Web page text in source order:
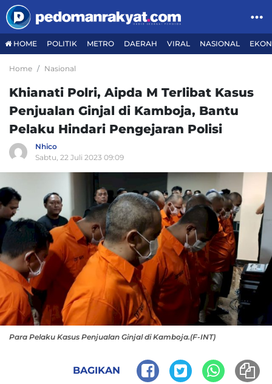
HOME POLITIK METRO DAERAH VIRAL NASIONAL
Home Nasional
Khianati Polri, Aipda M Terlibat Kasus
Penjualan Ginjal di Kamboja, Bantu
Pelaku Hindari Pengejaran Polisi
Nhico
Sabtu, 22 Juli 2023 09:09
Para Pelaku Kasus Penjualan Ginjal di Kamboja.(F-INT)
BAGIKAN